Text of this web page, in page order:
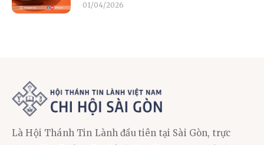
01/04/2026
Là Hội Thánh Tin Lành đầu tiên tại Sài Gòn, trực